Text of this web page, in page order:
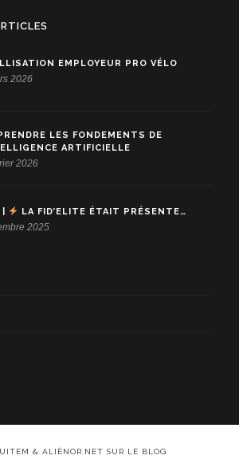
EMPLOYEUR PRO VÉLO
2026
LES FONDEMENTS DE
ARTIFICIELLE
2026
LA FID’ELITE ÉTAIT PRÉSENTE…
2025
& ALIÉNOR.NET SUR LE BLOG